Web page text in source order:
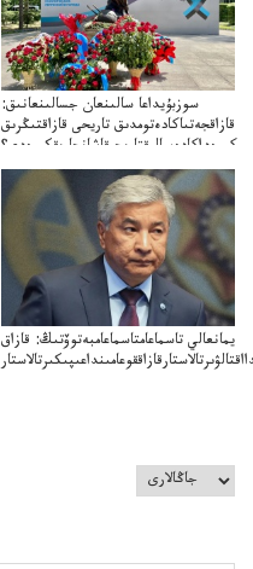
سوزبۇيداعا سالىنعان جسالىنعانىق:
قازاقجەتىاكادەتومدىق تاريحى قازاقتىڭرىق
كورەداكادەميالىقتاريحىقاشانجارىقكورەدى؟
يمانعالي تاسماعامتاسماعامبەتوۆتىڭ: قازاق